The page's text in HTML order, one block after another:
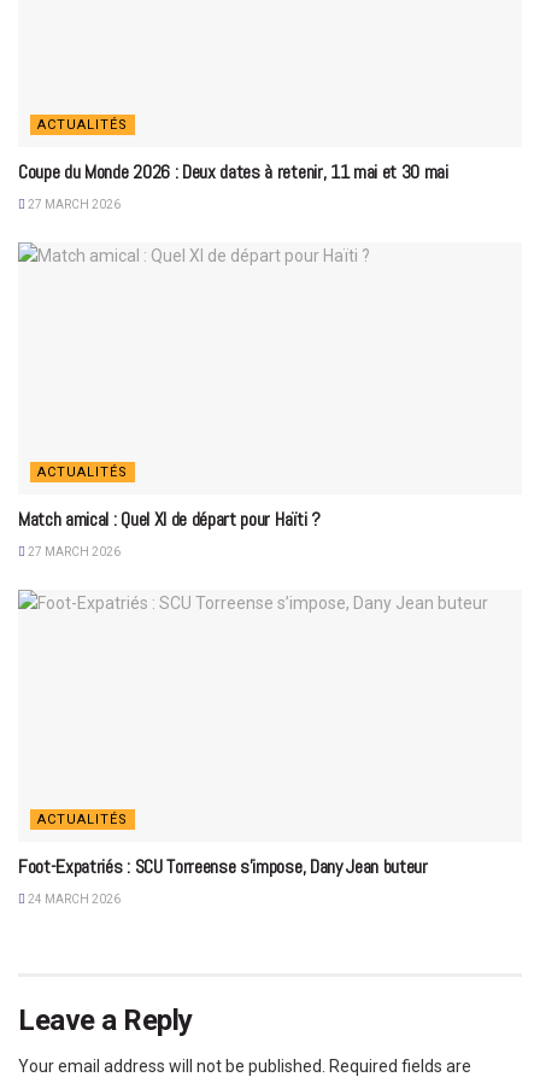
ACTUALITÉS
Coupe du Monde 2026 : Deux dates à retenir, 11 mai et 30 mai
27 MARCH 2026
ACTUALITÉS
Match amical : Quel XI de départ pour Haïti ?
27 MARCH 2026
ACTUALITÉS
Foot-Expatriés : SCU Torreense s’impose, Dany Jean buteur
24 MARCH 2026
Leave a Reply
Your email address will not be published.
Required fields are